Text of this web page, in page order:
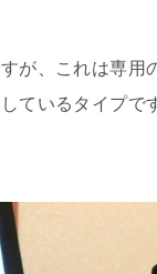
が、これは専用
ているタイプで